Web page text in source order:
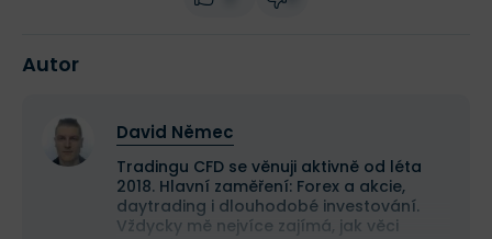
Autor
David Němec
Tradingu CFD se věnuji aktivně od léta
2018. Hlavní zaměření: Forex a akcie,
daytrading i dlouhodobé investování.
Vždycky mě nejvíce zajímá, jak věci